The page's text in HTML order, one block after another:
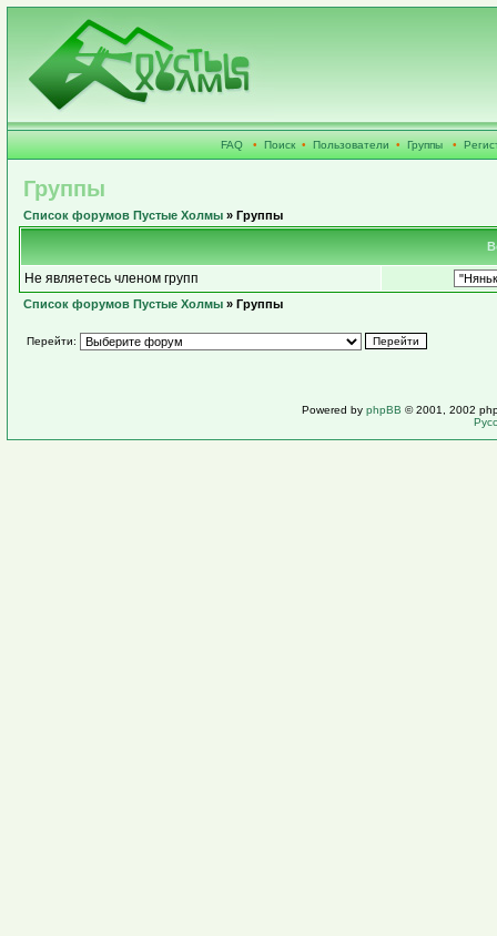
FAQ • Поиск • Пользователи • Группы •
Группы
Список форумов Пустые Холмы » Группы
Не являетесь членом групп
Список форумов Пустые Холмы » Группы
Перейти:
Powered by phpBB © 2001, 2002